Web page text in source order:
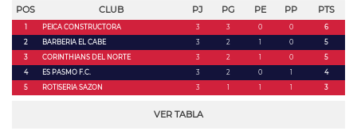
POS CLUB PJ PG PE PP PTS
1 PEICA CONSTRUCTORA 3 3 0 0
6
2
BARBERIA EL CABE 3 2 1 0
5
3
CORINTHIANS DEL NORTE 3 2 1 0
5
4
ES PASMO F.C. 3 2 0 1
4
5
ROTISERIA SAZON 3 1 1 1 3
VER TABLA